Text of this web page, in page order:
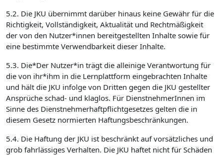
5.2. Die JKU übernimmt darüber hinaus keine Gewähr für die
Richtigkeit, Vollständigkeit, Aktualität und Rechtmäßigkeit
der von den Nutzer*innen bereitgestellten Inhalte sowie für
eine bestimmte Verwendbarkeit dieser Inhalte.
5.3. Die*Der Nutzer*in trägt die alleinige Verantwortung für
die von ihr*ihm in die Lernplattform eingebrachten Inhalte
und hält die JKU infolge von Dritten gegen die JKU gestellter
Ansprüche schad- und klaglos. Für DienstnehmerInnen im
Sinne des Dienstnehmerhaftpflichtgesetzes gelten die in
diesem Gesetz normierten Haftungsbeschränkungen.
5.4. Die Haftung der JKU ist beschränkt auf vorsätzliches und
grob fahrlässiges Verhalten. Die JKU haftet nicht für Schäden